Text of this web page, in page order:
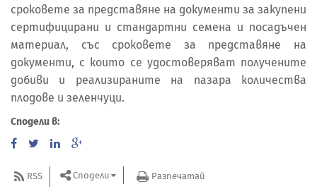
сроковете за представяне на документи за закупени
сертифицирани и стандартни семена и посадъчен
материал, със сроковете за представяне на
документи, с които се удостоверяват получените
добиви и реализираните на пазара количества
плодове и зеленчуци.
Сподели в:
RSS Сподели Разпечатай